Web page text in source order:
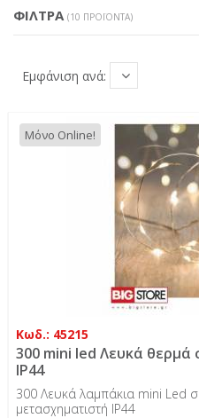
Εμφάνιση ανά:
Μόνο Online!
Κωδ.: 45215
300 mini led Λευκά θερμά
IP44
300 Λευκά λαμπάκια mini Led
μετασχηματιστή IP44
ΦΊΛΤΡΑ (10 ΠΡΟΪΌΝΤΑ)